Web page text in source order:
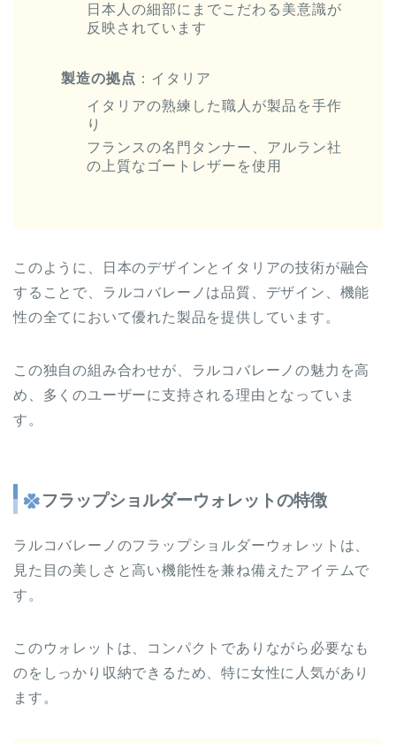
日本人の細部にまでこだわる美意識が
反映されています
製造の拠点 ：イタリア
イタリアの熟練した職人が製品を手作
り
フランスの名門タンナー、アルラン社
の上質なゴートレザーを使用
このように、日本のデザインとイタリアの技術が融合
することで、ラルコバレーノは品質、デザイン、機能
性の全てにおいて優れた製品を提供しています。
この独自の組み合わせが、ラルコバレーノの魅力を高
め、多くのユーザーに支持される理由となっていま
す。
フラップショルダーウォレットの特徴
ラルコバレーノのフラップショルダーウォレットは、
見た目の美しさと高い機能性を兼ね備えたアイテムで
す。
このウォレットは、コンパクトでありながら必要なも
のをしっかり収納できるため、特に女性に人気があり
ます。